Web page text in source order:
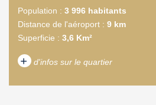
Population : 3 996 habitants
Distance de l'aéroport : 9 km
Superficie : 3,6 Km²
+ d'infos sur le quartier